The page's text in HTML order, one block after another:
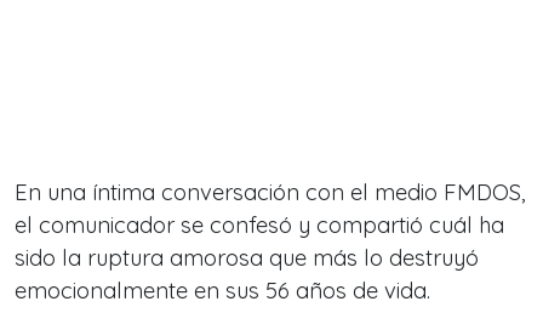
En una íntima conversación con el medio FMDOS,
el comunicador se confesó y compartió cuál ha
sido la ruptura amorosa que más lo destruyó
emocionalmente en sus 56 años de vida.